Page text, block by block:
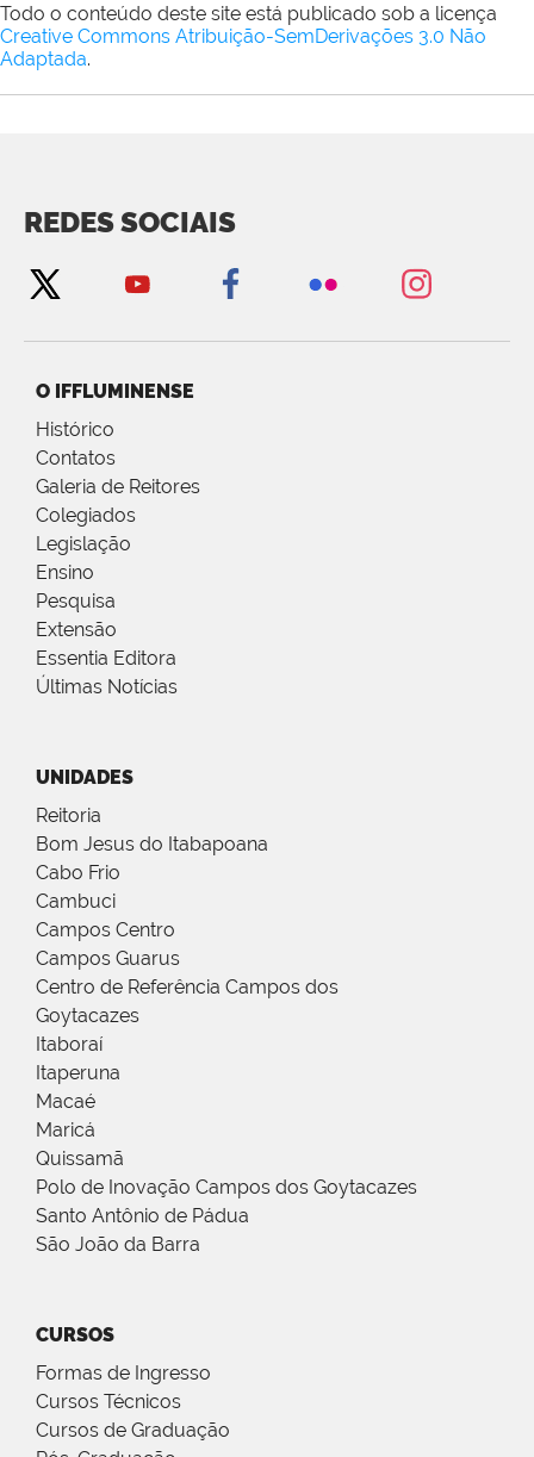
Todo o conteúdo deste site está publicado sob a licença
Creative Commons Atribuição-SemDerivações 3.0 Não
Adaptada.
REDES SOCIAIS
O IFFLUMINENSE
Histórico
Contatos
Galeria de Reitores
Colegiados
Legislação
Ensino
Pesquisa
Extensão
Essentia Editora
Últimas Notícias
UNIDADES
Reitoria
Bom Jesus do Itabapoana
Cabo Frio
Cambuci
Campos Centro
Campos Guarus
Centro de Referência Campos dos
Goytacazes
Itaboraí
Itaperuna
Macaé
Maricá
Quissamã
Polo de Inovação Campos dos Goytacazes
Santo Antônio de Pádua
São João da Barra
CURSOS
Formas de Ingresso
Cursos Técnicos
Cursos de Graduação